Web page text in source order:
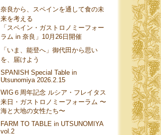
奈良から、スペインを通して食の未
来を考える
「スペイン・ガストロノミーフォー
ラム in 奈良」10月26日開催
「いま、能登へ」御代田から思い
を、届けよう
SPANISH Special Table in
Utsunomiya 2026.2.15
WIG６周年記念 ルシア・フレイタス
来日・ガストロノミーフォーラム 〜
海と大地の女性たち〜
FARM TO TABLE in UTSUNOMIYA
vol.2